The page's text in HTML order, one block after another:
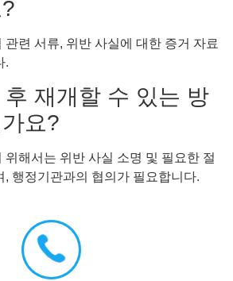
관련 서류, 위반 사실에 대한 증거 자료
.
재개할 수 있는 방
요?
위해서는 위반 사실 소명 및 필요한 절
, 행정기관과의 협의가 필요합니다.